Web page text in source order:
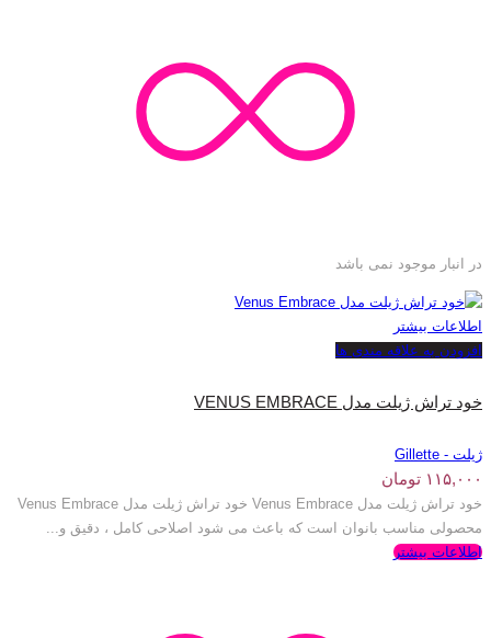
در انبار موجود نمی باشد
اطلاعات بیشتر
افزودن به علاقه مندی ها
خود تراش ژیلت مدل VENUS EMBRACE
ژیلت - Gillette
۱۱۵,۰۰۰ تومان
خود تراش ژیلت مدل Venus Embrace خود تراش ژیلت مدل Venus Embrace
محصولی مناسب بانوان است که باعث می شود اصلاحی کامل ، دقیق و...
اطلاعات بیشتر